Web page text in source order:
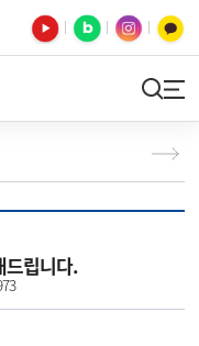
드립니다.